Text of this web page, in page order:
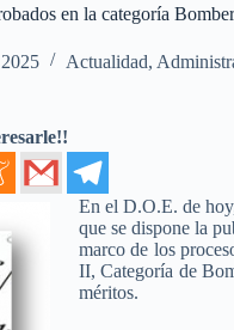
en la categoría
Actualidad,
En el D.O.E. de
que se dispone la
marco de los
II, Categoría de
méritos.